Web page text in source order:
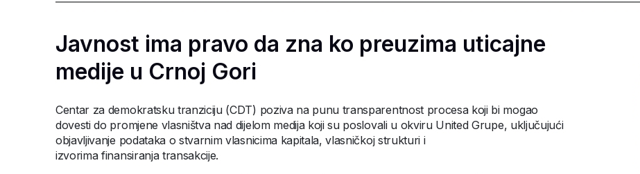
Javnost ima pravo da zna ko preuzima uticajne
medije u Crnoj Gori
Centar za demokratsku tranziciju (CDT) poziva na punu transparentnost procesa koji bi mogao
dovesti do promjene vlasništva nad dijelom medija koji su poslovali u okviru United Grupe, uključujući
objavljivanje podataka o stvarnim vlasnicima kapitala, vlasničkoj strukturi i
izvorima finansiranja transakcije.